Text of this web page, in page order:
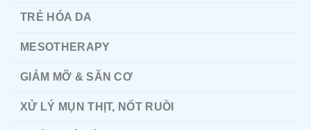
TRẺ HÓA DA
MESOTHERAPY
GIẢM MỠ & SĂN CƠ
XỬ LÝ MỤN THỊT, NỐT RUỒI